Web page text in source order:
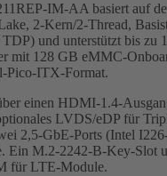
IM-AA basiert auf
2-Kern/2-Thread,
und unterstützt bis zu
mit 128 GB eMMC-
Pico-ITX-Format.
einen HDMI-1.4-
LVDS/eDP für
2,5-GbE-Ports (Intel
Ein M.2-2242-B-Key-Slot
für LTE-Module.